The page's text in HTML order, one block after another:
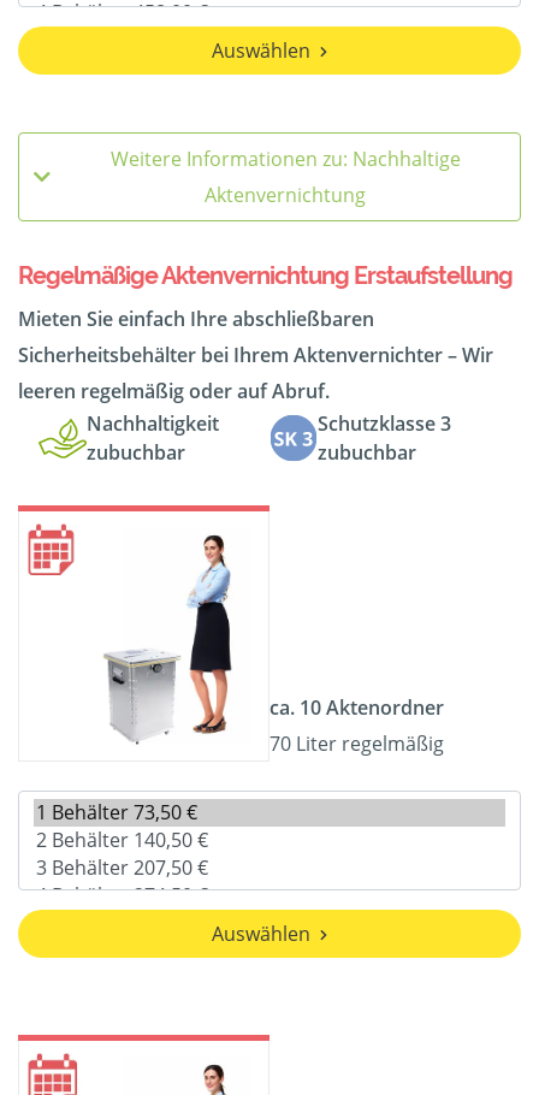
Auswählen
Weitere Informationen zu: Nachhaltige
Aktenvernichtung
Regelmäßige Aktenvernichtung Erstaufstellung
Mieten Sie einfach Ihre abschließbaren
Sicherheitsbehälter bei Ihrem Aktenvernichter – Wir
leeren regelmäßig oder auf Abruf.
Nachhaltigkeit
zubuchbar
Schutzklasse 3
zubuchbar
ca. 10 Aktenordner
70 Liter regelmäßig
Auswählen